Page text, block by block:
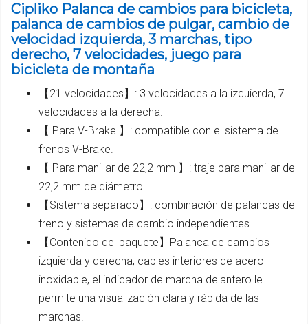
Cipliko Palanca de cambios para bicicleta,
palanca de cambios de pulgar, cambio de
velocidad izquierda, 3 marchas, tipo
derecho, 7 velocidades, juego para
bicicleta de montaña
【21 velocidades】: 3 velocidades a la izquierda, 7
velocidades a la derecha.
【 Para V-Brake 】: compatible con el sistema de
frenos V-Brake.
【 Para manillar de 22,2 mm 】: traje para manillar de
22,2 mm de diámetro.
【Sistema separado】: combinación de palancas de
freno y sistemas de cambio independientes.
【Contenido del paquete】Palanca de cambios
izquierda y derecha, cables interiores de acero
inoxidable, el indicador de marcha delantero le
permite una visualización clara y rápida de las
marchas.